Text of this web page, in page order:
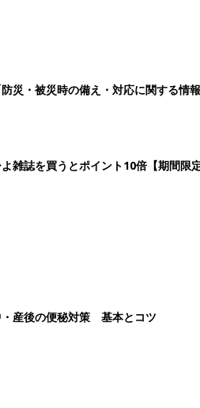
災・被災時の備え・対応に関する情報
雑誌を買うとポイント10倍【期間限定
産後の便秘対策 基本とコツ